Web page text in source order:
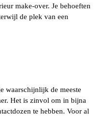
make-over. Je behoeften
de plek van een
waarschijnlijk de meeste
Het is zinvol om in bijna
te hebben. Voor al